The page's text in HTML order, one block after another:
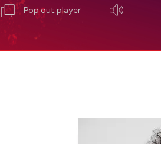
Pop out player